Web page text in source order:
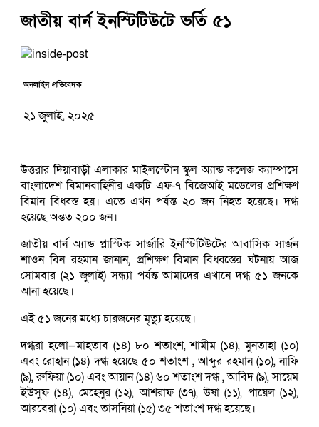
জাতীয় বার্ন ইনস্টিটিউটে ভর্তি ৫১
অনলাইন প্রতিবেদক
২১ জুলাই, ২০২৫
উত্তরার দিয়াবাড়ী এলাকার মাইলস্টোন স্কুল অ্যান্ড কলেজ ক্যাম্পাসে
বাংলাদেশ বিমানবাহিনীর একটি এফ-৭ বিজেআই মডেলের প্রশিক্ষণ
বিমান বিধ্বস্ত হয়। এতে এখন পর্যন্ত ২০ জন নিহত হয়েছে। দগ্ধ
হয়েছে অন্তত ২০০ জন।
জাতীয় বার্ন অ্যান্ড প্লাস্টিক সার্জারি ইনস্টিটিউটের আবাসিক সার্জন
শাওন বিন রহমান জানান, প্রশিক্ষণ বিমান বিধ্বস্তের ঘটনায় আজ
সোমবার (২১ জুলাই) সন্ধ্যা পর্যন্ত আমাদের এখানে দগ্ধ ৫১ জনকে
আনা হয়েছে।
এই ৫১ জনের মধ্যে চারজনের মৃত্যু হয়েছে।
দগ্ধরা হলো—মাহতাব (১৪) ৮০ শতাংশ, শামীম (১৪), মুনতাহা (১০)
এবং রোহান (১৪) দগ্ধ হয়েছে ৫০ শতাংশ , আব্দুর রহমান (১০), নাফি
(৯), রুফিয়া (১০) এবং আয়ান (১৪) ৬০ শতাংশ দগ্ধ , আবিদ (৯), সায়েম
ইউসুফ (১৪), মেহেনুর (১২), আশরাফ (৩৭), উষা (১১), পায়েল (১২),
আরবেরা (১০) এবং তাসনিয়া (১৫) ৩৫ শতাংশ দগ্ধ হয়েছে।